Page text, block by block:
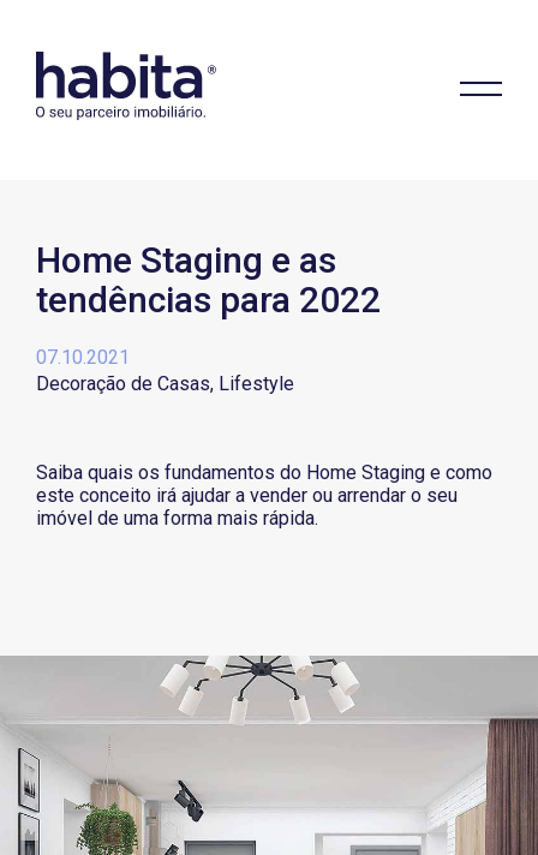
Habita
Home Staging e as
tendências para 2022
07.10.2021
Decoração de Casas Lifestyle
Saiba quais os fundamentos do Home Staging e como
este conceito irá ajudar a vender ou arrendar o seu
imóvel de uma forma mais rápida.